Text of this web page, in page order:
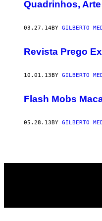
Quadrinhos,
03.27.14BY GILBERTO
Revista Prego
10.01.13 BY GILBERTO
Flash Mobs
05.28.13 BY GILBERTO